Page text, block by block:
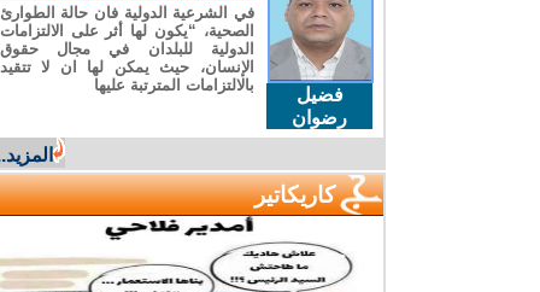
فضيل
رضوان
في الشرعية الدولية فان حالة الطوارئ
الصحية، “يكون لها أثر على الالتزامات
الدولية للبلدان في مجال حقوق
الإنسان، حيث يمكن لها ان لا تتقيد
بالالتزامات المترتبة عليها
المزيد...
كاريكاتير